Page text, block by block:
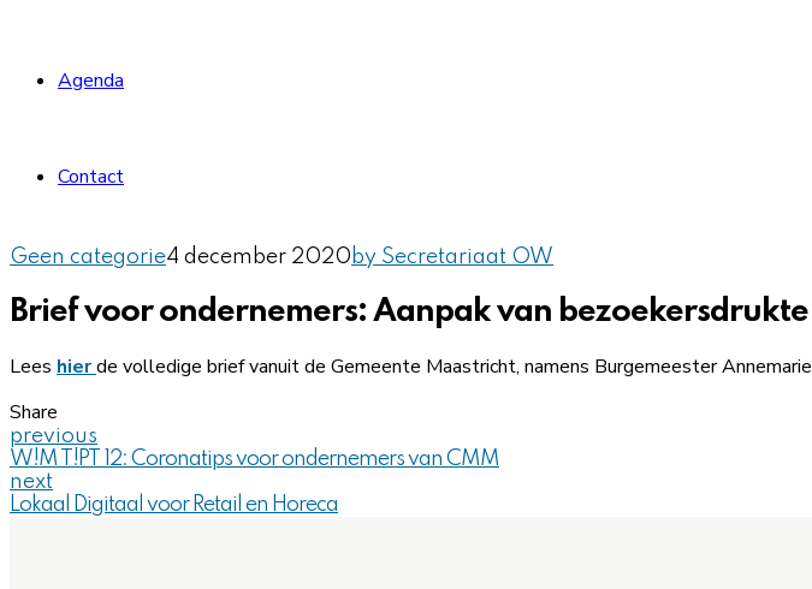
Agenda
Contact
Geen categorie4 december 2020 by Secretariaat OW
Brief voor ondernemers: Aanpak van bezoekersdrukte
Lees hierde volledige brief vanuit de Gemeente Maastricht, namens Burgemeester
Share
previous
W!M T!PT 12: Coronatips voor ondernemers van CMM
next
Lokaal Digitaal voor Retail en Horeca